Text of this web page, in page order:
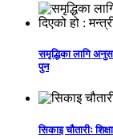
समृद्धिका लागि
पुन
सिकाइ चौतारीः